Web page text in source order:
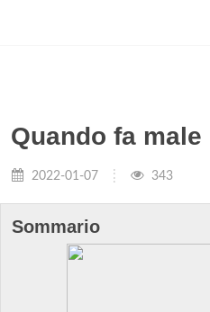
Quando fa
2022-01-07 343
Sommario